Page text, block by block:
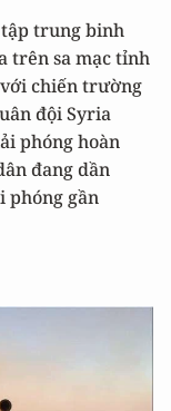
tập trung binh
trên sa mạc tỉnh
chiến trường
đội Syria
phóng hoàn
đang dần
phóng gần